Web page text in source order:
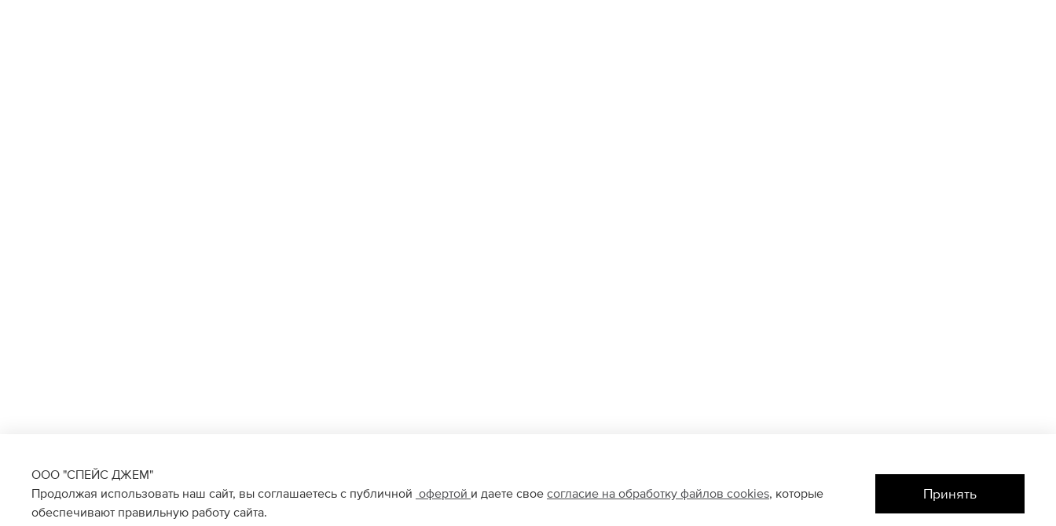
ООО "СПЕЙС ДЖЕМ"
Продолжая использовать наш сайт, вы соглашаетесь с публичной офертой и даете свое согласие на обработку файлов cookies, которые
обеспечивают правильную работу сайта.
Принять